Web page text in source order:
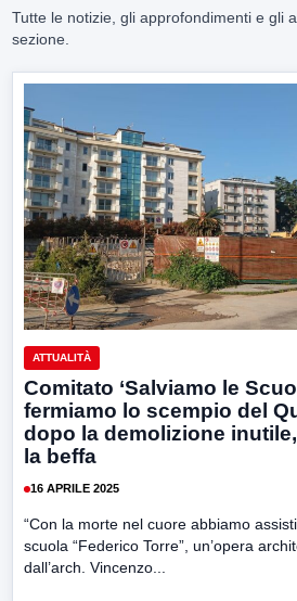
Tutte le notizie, gli approfondimenti e gli
sezione.
ATTUALITÀ
Comitato ‘Salviamo le
fermiamo lo scempio del
dopo la demolizione
la beffa
16 APRILE 2025
“Con la morte nel cuore abbiamo
scuola “Federico Torre”, un’opera
dall’arch. Vincenzo...